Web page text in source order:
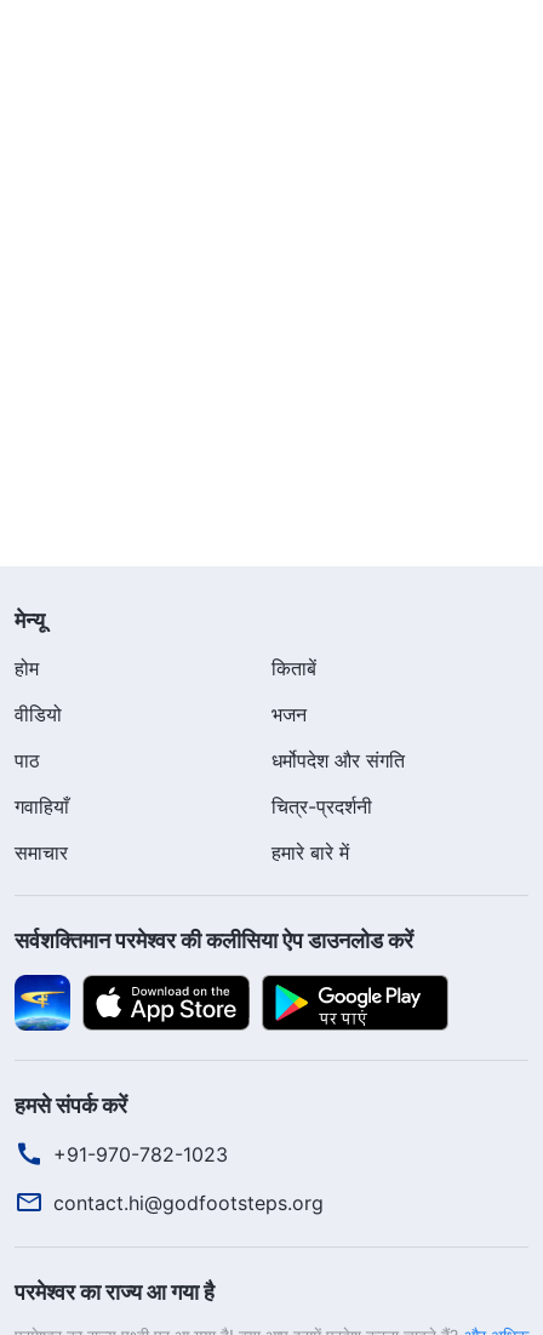
मेन्यू
होम
किताबें
वीडियो
भजन
पाठ
धर्मोपदेश और संगति
गवाहियाँ
चित्र-प्रदर्शनी
समाचार
हमारे बारे में
सर्वशक्तिमान परमेश्वर की कलीसिया ऐप डाउनलोड करें
हमसे संपर्क करें
+91-970-782-1023
contact.hi@godfootsteps.org
परमेश्वर का राज्य आ गया है